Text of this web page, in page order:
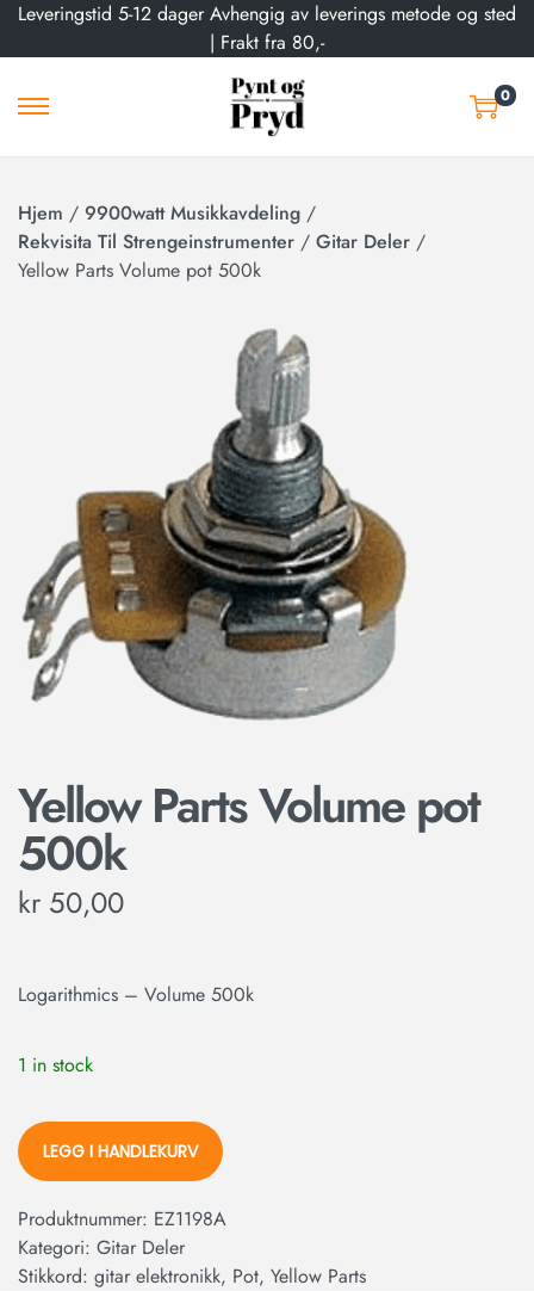
Leveringstid 5-12 dager Avhengig av leverings metode og sted
| Frakt fra 80,-
0
Hjem / 9900watt Musikkavdeling /
Rekvisita Til Strengeinstrumenter / Gitar Deler /
Yellow Parts Volume pot 500k
Yellow Parts Volume pot
500k
kr 50,00
Logarithmics – Volume 500k
1 in stock
LEGG I HANDLEKURV
Produktnummer: EZ1198A
Kategori: Gitar Deler
Stikkord: gitar elektronikk, Pot, Yellow Parts